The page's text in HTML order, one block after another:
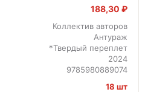
188,30 ₽
Коллектив авторов
Антураж
*Твердый переплет
2024
9785980889074
18 шт